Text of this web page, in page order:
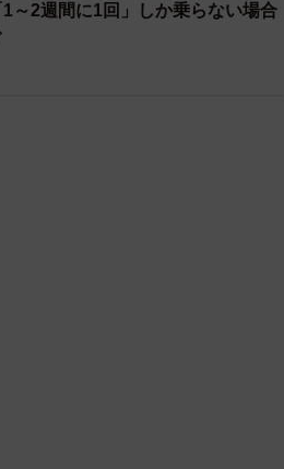
2週間に1回」しか乗らない場合